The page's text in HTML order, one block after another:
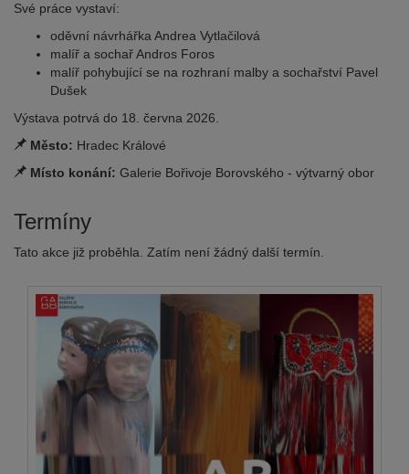
Své práce vystaví:
oděvní návrhářka Andrea Vytlačilová
malíř a sochař Andros Foros
malíř pohybující se na rozhraní malby a sochařství Pavel
Dušek
Výstava potrvá do 18. června 2026.
Město: Hradec Králové
Místo konání: Galerie Bořivoje Borovského - výtvarný obor
Termíny
Tato akce již proběhla. Zatím není žádný další termín.